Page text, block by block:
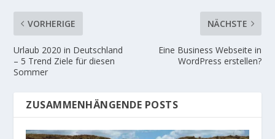
VORHERIGE
Urlaub 2020 in Deutschland
– 5 Trend Ziele für diesen
Sommer
NÄCHSTE
Eine Business Webseite in
WordPress erstellen?
ZUSAMMENHÄNGENDE POSTS